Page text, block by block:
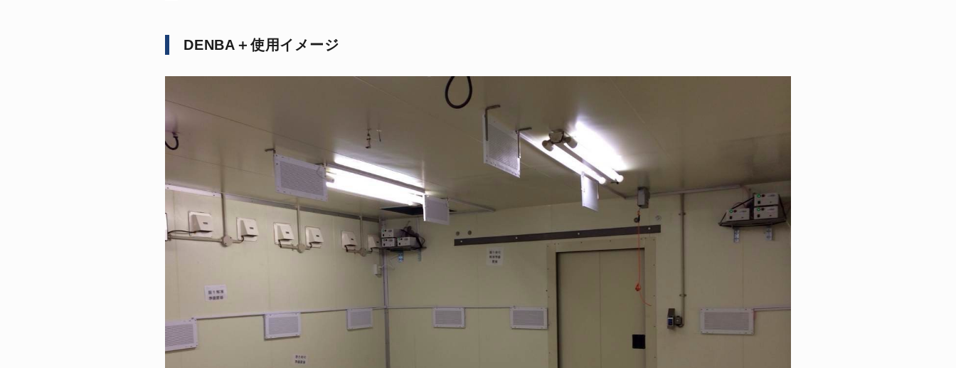
DENBA＋使用イメージ